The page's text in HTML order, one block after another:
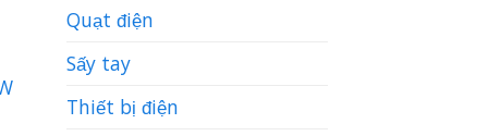
Quạt điện
Sấy tay
Thiết bị điện